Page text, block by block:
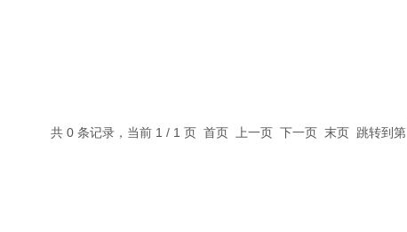
共 0 条记录，当前 1 / 1 页 首页 上一页 下一页 末页 跳转到第